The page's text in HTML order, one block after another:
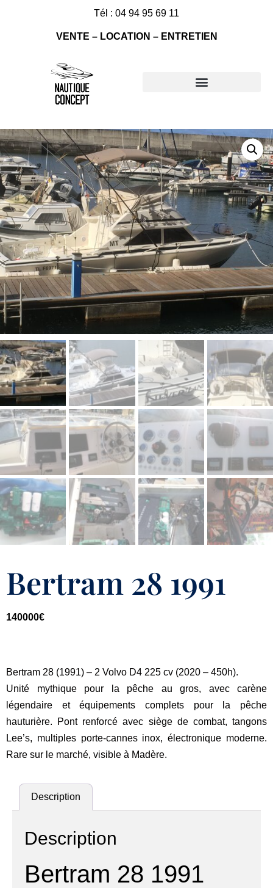
Tél : 04 94 95 69 11
VENTE – LOCATION – ENTRETIEN
Bertram 28 1991
140000€
Bertram 28 (1991) – 2 Volvo D4 225 cv (2020 – 450h).
Unité mythique pour la pêche au gros, avec carène
légendaire et équipements complets pour la pêche
hauturière. Pont renforcé avec siège de combat, tangons
Lee’s, multiples porte-cannes inox, électronique moderne.
Rare sur le marché, visible à Madère.
Description
Description
Bertram 28 1991